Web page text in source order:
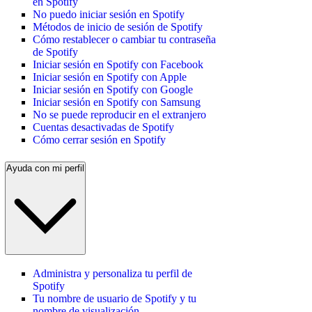
No puedo iniciar sesión en Spotify
Métodos de inicio de sesión de Spotify
Cómo restablecer o cambiar tu contraseña
de Spotify
Iniciar sesión en Spotify con Facebook
Iniciar sesión en Spotify con Apple
Iniciar sesión en Spotify con Google
Iniciar sesión en Spotify con Samsung
No se puede reproducir en el extranjero
Cuentas desactivadas de Spotify
Cómo cerrar sesión en Spotify
Ayuda con mi perfil
Administra y personaliza tu perfil de
Spotify
Tu nombre de usuario de Spotify y tu